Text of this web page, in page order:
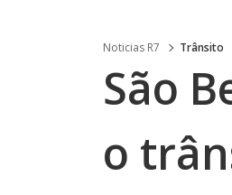
Noticias R7 Trânsito
São
o